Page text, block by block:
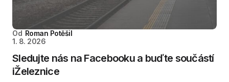
Od Roman Potěšil
1. 8. 2026
Sledujte nás na Facebooku a buďte součástí
iŽeleznice